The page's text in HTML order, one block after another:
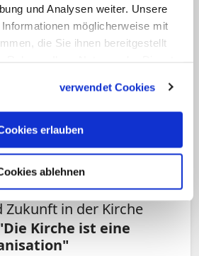
und Analysen weiter. Unsere
möglicherweise mit
die Sie ihnen bereitgestellt
verwendet Cookies
erlauben
ablehnen
über Macht,
Zukunft in der Kirche
Kirche ist eine